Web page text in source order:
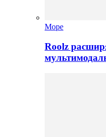
Море
Roolz